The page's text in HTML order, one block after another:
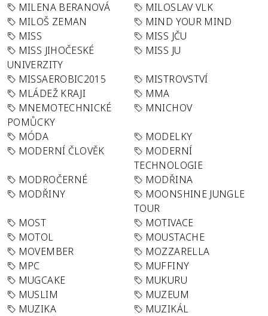
MILENA BERANOVÁ
MILOSLAV VLK
MILOŠ ZEMAN
MIND YOUR MIND
MISS
MISS JČU
MISS JIHOČESKÉ
UNIVERZITY
MISS JU
MISSAEROBIC2015
MISTROVSTVÍ
MLÁDEŽ KRAJI
MMA
MNEMOTECHNICKÉ
POMŮCKY
MNICHOV
MÓDA
MODELKY
MODERNÍ ČLOVĚK
MODERNÍ
TECHNOLOGIE
MODROČERNÉ
MODŘINA
MODŘINY
MOONSHINE JUNGLE
TOUR
MOST
MOTIVACE
MOTOL
MOUSTACHE
MOVEMBER
MOZZARELLA
MPC
MUFFINY
MUGCAKE
MUKURU
MUSLIM
MUZEUM
MUZIKA
MUZIKÁL